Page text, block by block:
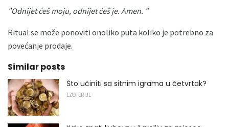
"Odnijet ćeš moju, odnijet ćeš je. Amen. "
Ritual se može ponoviti onoliko puta koliko je potrebno za
povećanje prodaje.
Similar posts
Što učiniti sa sitnim igrama u četvrtak?
EZOTERIJE